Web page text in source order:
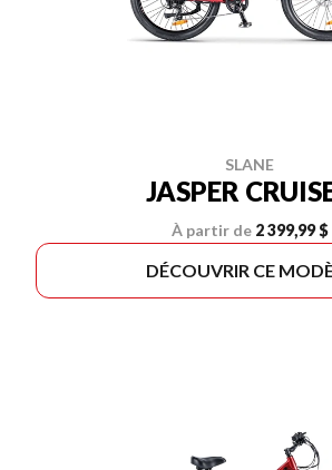
SLANE
JASPER
À partir de 2 399,99 $
DÉCOUVRIR CE